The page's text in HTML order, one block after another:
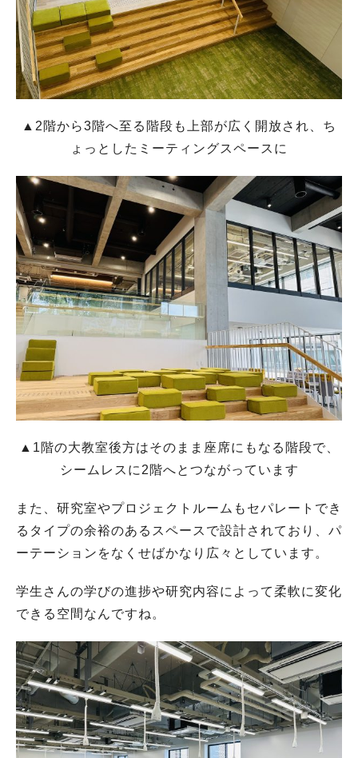
▲2階から3階へ至る階段も上部が広く開放され、ち
ょっとしたミーティングスペースに
▲1階の大教室後方はそのまま座席にもなる階段で、
シームレスに2階へとつながっています
また、研究室やプロジェクトルームもセパレートでき
るタイプの余裕のあるスペースで設計されており、パ
ーテーションをなくせばかなり広々としています。
学生さんの学びの進捗や研究内容によって柔軟に変化
できる空間なんですね。